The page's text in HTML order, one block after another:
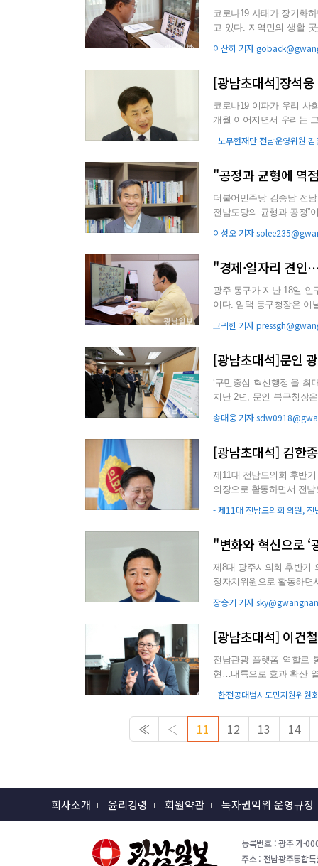
코로나19 사태가 장기화
고 있다. 지역민의 생활
이산하 기자
[광남초대석]장석
코로나19 여파가 우리 사
개월 이어지면서 우리는
- 노무현재단 전남운영위원
"공정과 균형에 역
더불어민주당 김승남 전
전남도당의 균형과 공정”
이성오 기자
"경제·일자리 견
광주 동구가 지난 18일 인
이다. 임택 동구청장은 이날 자신의 페이스북 글을 통해 “10만이라는 심리적 벽을 허물었지만 앞으
고귀한 기자
[광남초대석]문인
‘구민중심 혁신행정’을
지난 2년, 문인 북구청장
송대웅 기자
[광남초대석] 김한
제11대 전남도의회 후반
의장으로 활동하면서 전
- 제11대 전남도의회 의원,
"변화와 혁신으로 ‘
제8대 광주시의회 후반기
정자치위원으로 활동하면
장승기 기자
[광남초대석] 이건
전남관광 플랫폼 역할로 통합된 관광정책 만
현…내륙으로 효과 확산 열악한 교통·숙박 인프라 개선…남도 특성 살린 ‘음식’ 콘텐츠 개발 청정·
- 한전공대범시도민지원위원
≪ ◁ 11 12 13 14
회사소개 윤리강령 회원약관 독자권익위 운영규정
등록번호 : 광주 가-
주소 : 전남광주통합